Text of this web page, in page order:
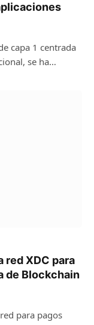
capa 1 centrada
se ha…
red XDC para
de Blockchain
para pagos